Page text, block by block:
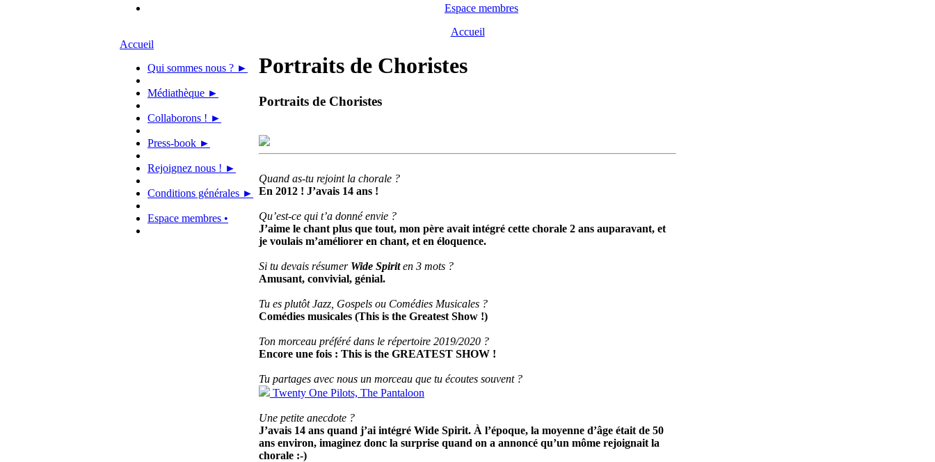
Espace membres
Accueil
Accueil
Qui sommes nous ? ►
Médiathèque ►
Collaborons ! ►
Press-book ►
Rejoignez nous ! ►
Conditions générales ►
Espace membres •
Portraits de Choristes
Portraits de Choristes
Quand as-tu rejoint la chorale ?
En 2012 ! J’avais 14 ans !
Qu’est-ce qui t’a donné envie ?
J’aime le chant plus que tout, mon père avait intégré cette chorale 2 ans auparavant, et
je voulais m’améliorer en chant, et en éloquence.
Si tu devais résumer Wide Spiriten 3 mots ?
Amusant, convivial, génial.
Tu es plutôt Jazz, Gospels ou Comédies Musicales ?
Comédies musicales (This is the Greatest Show !)
Ton morceau préféré dans le répertoire 2019/2020 ?
Encore une fois : This is the GREATEST SHOW !
Tu partages avec nous un morceau que tu écoutes souvent ?
Twenty One Pilots, The Pantaloon
Une petite anecdote ?
J’avais 14 ans quand j’ai intégré Wide Spirit. À l’époque, la moyenne d’âge était de 50
ans environ, imaginez donc la surprise quand on a annoncé qu’un môme rejoignait la
chorale :-)